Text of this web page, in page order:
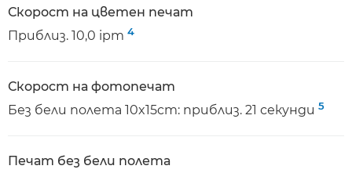
Скорост на цветен печат
Приблиз. 10,0 ipm 4
Скорост на фотопечат
Без бели полета 10x15cm: приблиз. 21 секунди 5
Печат без бели полета